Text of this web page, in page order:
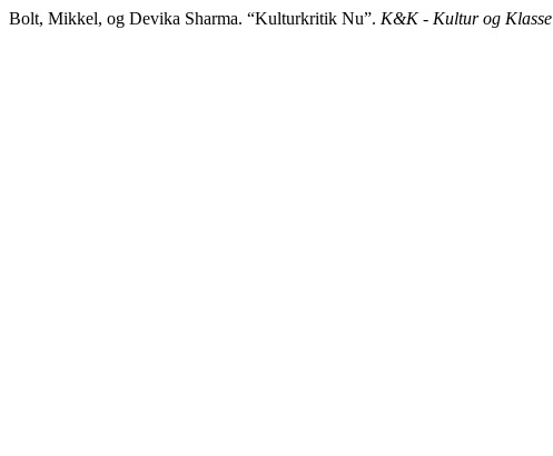
Bolt, Mikkel, og Devika Sharma. “Kulturkritik Nu”. K&K - Kultur og Klasse